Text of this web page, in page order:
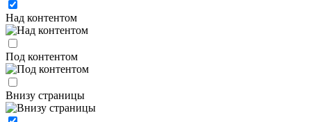
Над контентом
Под контентом
Внизу страницы